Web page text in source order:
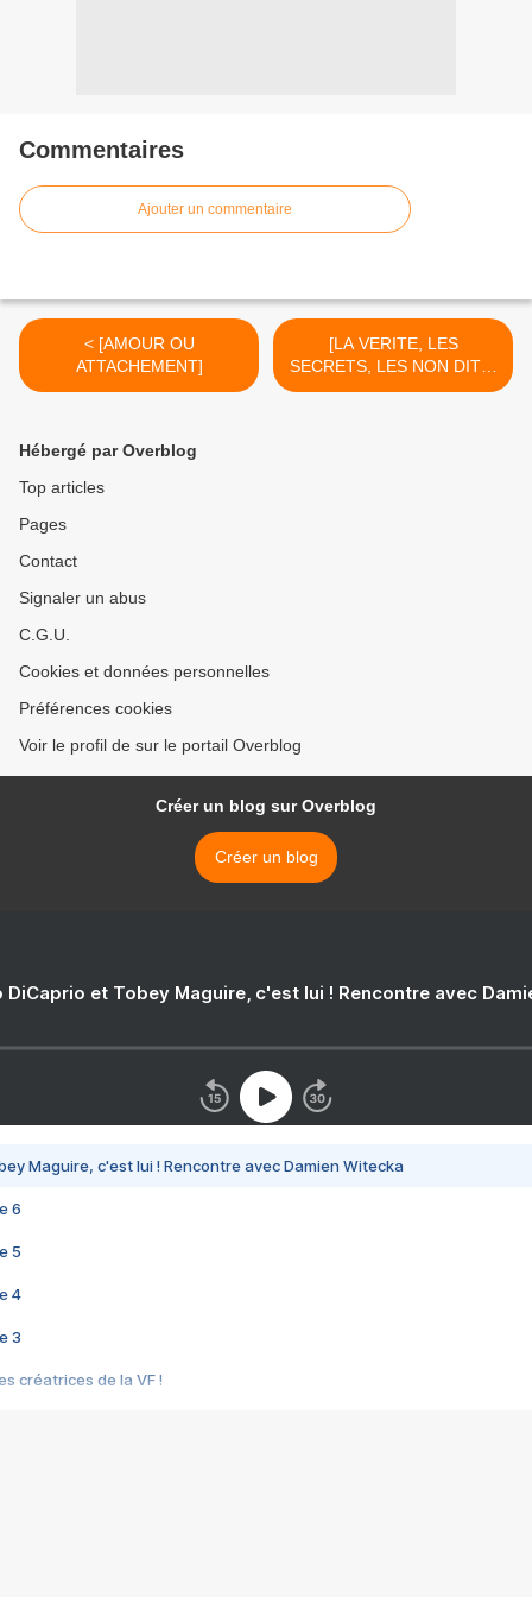
Commentaires
Ajouter un commentaire
< [AMOUR OU
ATTACHEMENT]
[LA VERITE, LES
SECRETS, LES NON DITS]
>
Hébergé par Overblog
Top articles
Pages
Contact
Signaler un abus
C.G.U.
Cookies et données personnelles
Préférences cookies
Voir le profil de sur le portail Overblog
Créer un blog sur Overblog
Créer un blog
DiCaprio et Tobey Maguire, c'est lui ! Rencontre avec
Maguire, c'est lui ! Rencontre avec Damien Witecka
6
5
4
3
créatrices de la VF !